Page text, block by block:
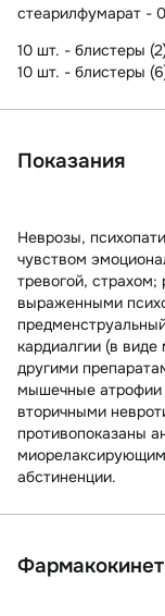
стеарилфумарат -
10 шт. - блистеры
10 шт. - блистеры
Показания
Неврозы,
чувством
тревогой,
выраженными
кардиалгии (в
другими
мышечные атрофии
вторичными
противопоказаны
абстиненции.